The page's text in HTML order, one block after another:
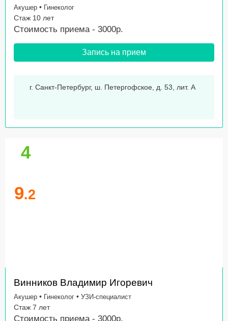
Акушер • Гинеколог
Стаж 10 лет
Стоимость приема - 3000р.
Запись на прием
г. Санкт-Петербург, ш. Петергофское, д. 53, лит. А
4
9.2
Винников Владимир Игоревич
Акушер • Гинеколог • УЗИ-специалист
Стаж 7 лет
Стоимость приема - 3000р.